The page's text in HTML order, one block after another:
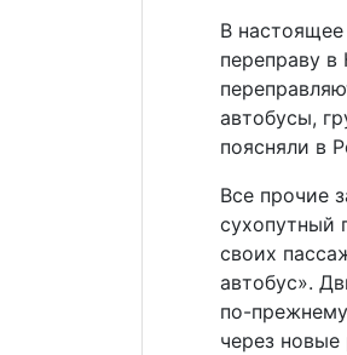
В
переправу
автобусы,
поясняли в
Все прочие
сухопутный
своих
автобус».
по-
через